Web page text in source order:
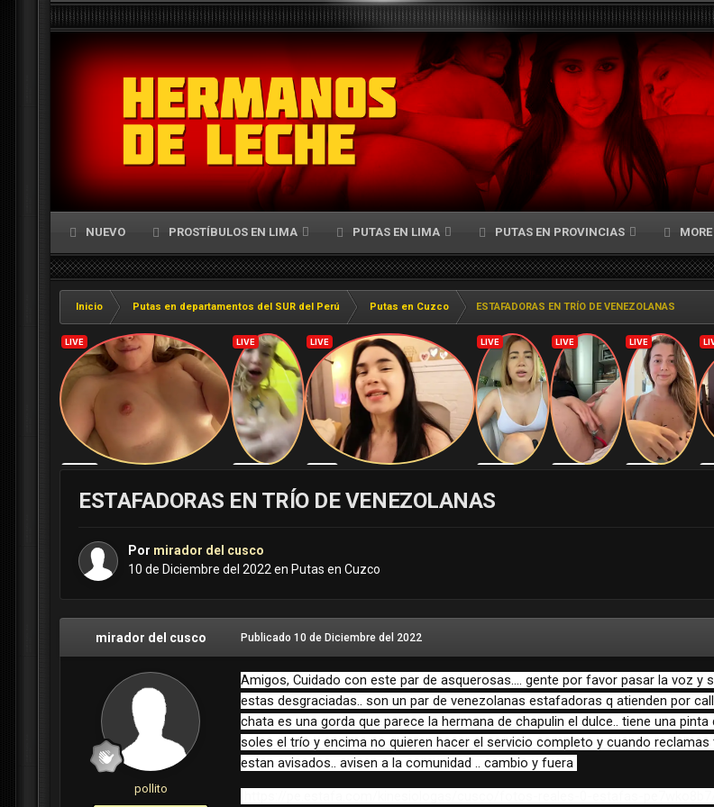
NUEVO PROSTÍBULOS EN LIMA PUTAS EN LIMA PUTAS EN PROVINCIAS MORE
Inicio Putas en departamentos del SUR del Perú Putas en Cuzco ESTAFADORAS EN TRÍO DE VENEZOLANAS
ESTAFADORAS EN TRÍO DE VENEZOLANAS
Por mirador del cusco
10 de Diciembre del 2022en Putas en Cuzco
mirador del cusco
pollito
Publicado 10 de Diciembre del 2022
Amigos, Cuidado con este par de asquerosas.... gente por favor pasar la voz
estas desgraciadas.. son un par de venezolanas estafadoras q atienden por
chata es una gorda que parece la hermana de chapulin el dulce.. tiene una
soles el trío y encima no quieren hacer el servicio completo y cuando
estan avisados.. avisen a la comunidad .. cambio y fuera